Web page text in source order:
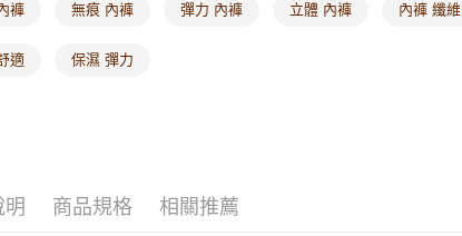
褲 無痕 內褲 彈力 內褲 立體 內褲 內褲 纖維
適 保濕 彈力
明 商品規格 相關推薦